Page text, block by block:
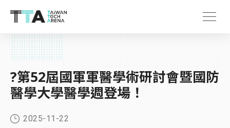
?第52屆國軍軍醫學術研討會暨國防
醫學大學醫學週登場！
2025-11-22